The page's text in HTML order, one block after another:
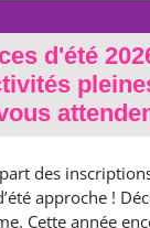
d'été
des
approche !
Cette année